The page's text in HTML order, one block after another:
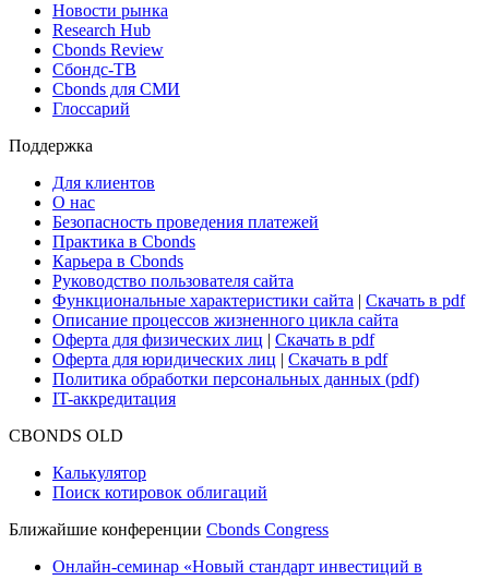
Поиск ETF & Funds
Новости и Аналитика
Новости рынка
Research Hub
Сбондс-ТВ
Глоссарий
Поддержка
Для клиентов
О нас
Безопасность проведения платежей
Практика в Cbonds
Карьера в Cbonds
Руководство пользователя сайта
Функциональные характеристики сайта|Скачать в pdf
Описание процессов жизненного цикла сайта
Оферта для юридических лиц
IT-аккредитация
Поиск котировок облигаций